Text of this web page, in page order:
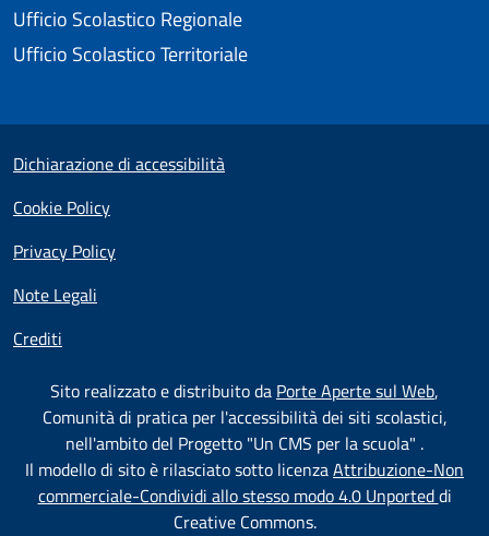
Ufficio Scolastico Regionale
Ufficio Scolastico Territoriale
Small prints
Dichiarazione di accessibilità
Cookie Policy
Privacy Policy
Note Legali
Crediti
Test
Sito realizzato e distribuito da Porte Aperte sul Web,
Comunità di pratica per l'accessibilità dei siti scolastici,
nell'ambito del Progetto "Un CMS per la scuola" .
Il modello di sito è rilasciato sotto licenzaAttribuzione-Non
commerciale-Condividi allo stesso modo 4.0 Unporteddi
Creative Commons.